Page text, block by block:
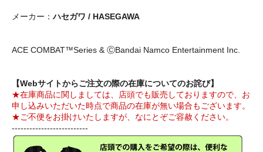
メーカー：ハセガワ / HASEGAWA
ACE COMBAT™Series & ⒸBandai Namco Entertainment Inc.
【Webサイトからご注文の際の在庫についてのお詫び】
★在庫商品に関しましては、店頭でも販売しておりますので、お
申し込みいただいた時点で商品の在庫が無い場合もございます。
★ご不便をお掛けいたしますが、なにとぞご容赦ください。
--------------------------